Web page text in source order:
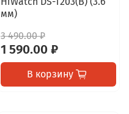
мм)
3 490.00 ₽
1 590.00 ₽
В корзину